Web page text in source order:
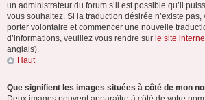
un administrateur du forum s’il est possible qu’il
vous souhaitez. Si la traduction désirée n’existe
porter volontaire et commencer une nouvelle
d’informations, veuillez vous rendre sur le site
anglais).
Haut
Que signifient les images situées à côté de mon